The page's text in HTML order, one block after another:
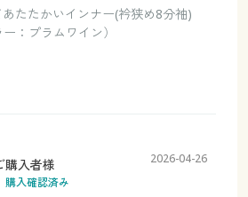
たたかいインナー(衿狭め8分袖)
：プラムワイン）
購入者様
購入確認済み
2026-04-26